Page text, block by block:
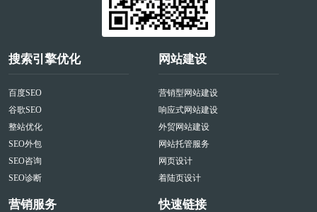
搜索引擎优化
百度SEO
谷歌SEO
整站优化
SEO外包
SEO咨询
SEO诊断
网站建设
营销型网站建设
响应式网站建设
外贸网站建设
网站托管服务
网页设计
着陆页设计
营销服务 快速链接